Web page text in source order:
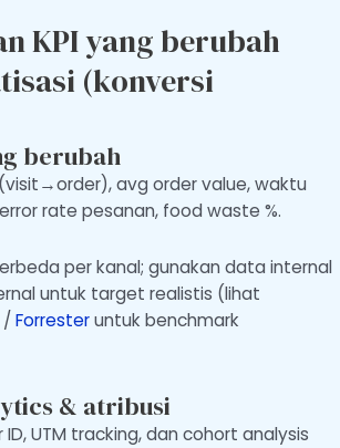
KPI yang berubah
(konversi
berubah
avg order value, waktu
rate pesanan, food waste %.
per kanal; gunakan data internal
untuk target realistis (lihat
/ Forresteruntuk benchmark
& atribusi
UTM tracking, dan cohort analysis